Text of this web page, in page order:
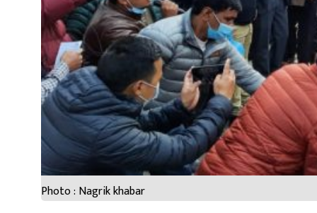
Photo : Nagrik khabar